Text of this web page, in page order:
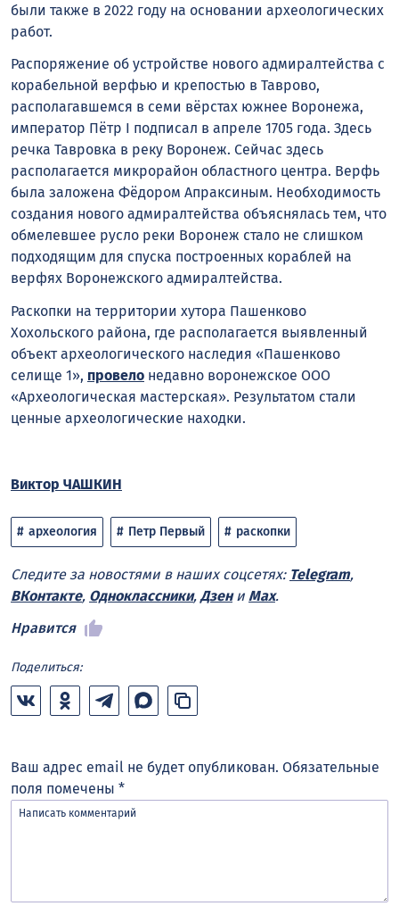
были также в 2022 году на основании археологических
работ.
Распоряжение об устройстве нового адмиралтейства с
корабельной верфью и крепостью в Таврово,
располагавшемся в семи вёрстах южнее Воронежа,
император Пётр I подписал в апреле 1705 года. Здесь
речка Тавровка в реку Воронеж. Сейчас здесь
располагается микрорайон областного центра. Верфь
была заложена Фёдором Апраксиным. Необходимость
создания нового адмиралтейства объяснялась тем, что
обмелевшее русло реки Воронеж стало не слишком
подходящим для спуска построенных кораблей на
верфях Воронежского адмиралтейства.
Раскопки на территории хутора Пашенково
Хохольского района, где располагается выявленный
объект археологического наследия «Пашенково
селище 1», провело недавно воронежское ООО
«Археологическая мастерская». Результатом стали
ценные археологические находки.
Виктор ЧАШКИН
археология Петр Первый раскопки
Следите за новостями в наших соцсетях: Telegram,
ВКонтакте, Одноклассники, Дзени Max.
Нравится
Поделиться:
Ваш адрес email не будет опубликован. Обязательные
поля помечены *